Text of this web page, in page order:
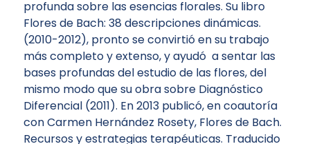
profunda sobre las esencias florales. Su libro
Flores de Bach: 38 descripciones dinámicas.
(2010-2012), pronto se convirtió en su trabajo
más completo y extenso, y ayudó a sentar las
bases profundas del estudio de las flores, del
mismo modo que su obra sobre Diagnóstico
Diferencial (2011). En 2013 publicó, en coautoría
con Carmen Hernández Rosety, Flores de Bach.
Recursos y estrategias terapéuticas. Traducido